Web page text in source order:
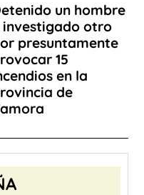
un hombre
investigado otro
presuntamente
15
en la
de